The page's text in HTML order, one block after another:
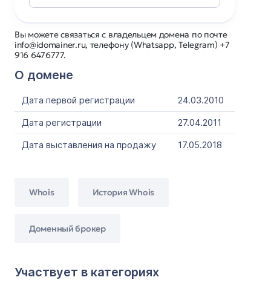
Вы можете связаться с владельцем домена по почте
info@idomainer.ru, телефону (Whatsapp, Telegram) +7
916 6476777.
О домене
Дата первой регистрации
24.03.2010
Дата регистрации
27.04.2011
Дата выставления на продажу
17.05.2018
Whois История Whois
Доменный брокер
Участвует в категориях